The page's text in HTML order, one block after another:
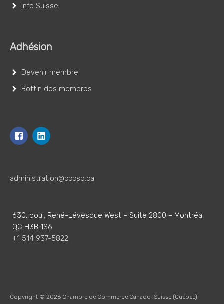
Info Suisse
Adhésion
Devenir membre
Bottin des membres
administration@cccsq.ca
630, boul. René-Lévesque West – Suite 2800 – Montréal
QC H3B 1S6
+1 514 937-5822
Copyright © 2026 Chambre de Commerce Canado-Suisse (Québec)